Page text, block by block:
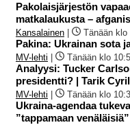
Pakolaisjärjestön
matkalaukusta –
Kansalainen Tänään klo
Pakina: Ukrainan sota
MV-lehti Tänään klo
Analyysi: Tucker
presidentti? | Tarik
MV-lehti Tänään klo
Ukraina-agendaa
”tappamaan venäläisiä”